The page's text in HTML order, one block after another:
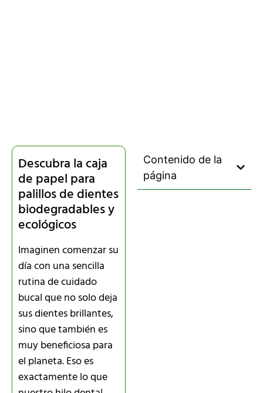
Descubra la caja
de papel para
palillos de dientes
biodegradables y
ecológicos
Imaginen comenzar su
día con una sencilla
rutina de cuidado
bucal que no solo deja
sus dientes brillantes,
sino que también es
muy beneficiosa para
el planeta. Eso es
exactamente lo que
Contenido de la
página